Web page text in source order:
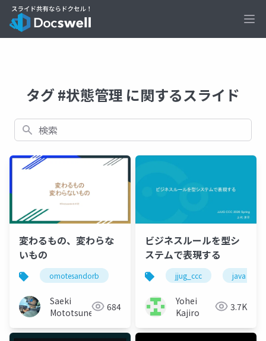
タグ #状態管理 に関するスライド
検索
変わるもの、変わらな
いもの
omotesandorb
Saeki
Mototsune
684
ビジネスルールを型シ
ステムで表現する
jjug_ccc java
Yohei
Kajiro
3.7K